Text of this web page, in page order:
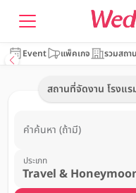
Event แพ็คเกจ รวมสถา
สถานที่จัดงาน โรงแร
คำค้นหา (ถ้ามี)
ประเภท